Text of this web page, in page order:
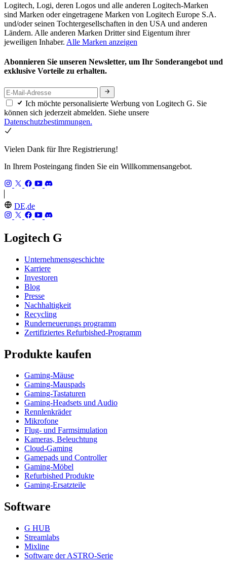
Logitech, Logi, deren Logos und alle anderen Logitech-Marken
sind Marken oder eingetragene Marken von Logitech Europe S.A.
und/oder seinen Tochtergesellschaften in den USA und anderen
Ländern. Alle anderen Marken Dritter sind Eigentum ihrer
jeweiligen Inhaber. Alle Marken anzeigen
Abonnieren Sie unseren Newsletter, um Ihr Sonderangebot und
exklusive Vorteile zu erhalten.
Ich möchte personalisierte Werbung von Logitech G. Sie
können sich jederzeit abmelden. Siehe unsere
Datenschutzbestimmungen.
Vielen Dank für Ihre Registrierung!
In Ihrem Posteingang finden Sie ein Willkommensangebot.
DE,de
Logitech G
Unternehmensgeschichte
Karriere
Investoren
Blog
Presse
Nachhaltigkeit
Recycling
Runderneuerungs programm
Zertifiziertes Refurbished-Programm
Produkte kaufen
Gaming-Mäuse
Gaming-Mauspads
Gaming-Tastaturen
Gaming-Headsets und Audio
Rennlenkräder
Mikrofone
Flug- und Farmsimulation
Kameras, Beleuchtung
Cloud-Gaming
Gamepads und Controller
Gaming-Möbel
Refurbished Produkte
Gaming-Ersatzteile
Software
G HUB
Streamlabs
Mixline
Software der ASTRO-Serie